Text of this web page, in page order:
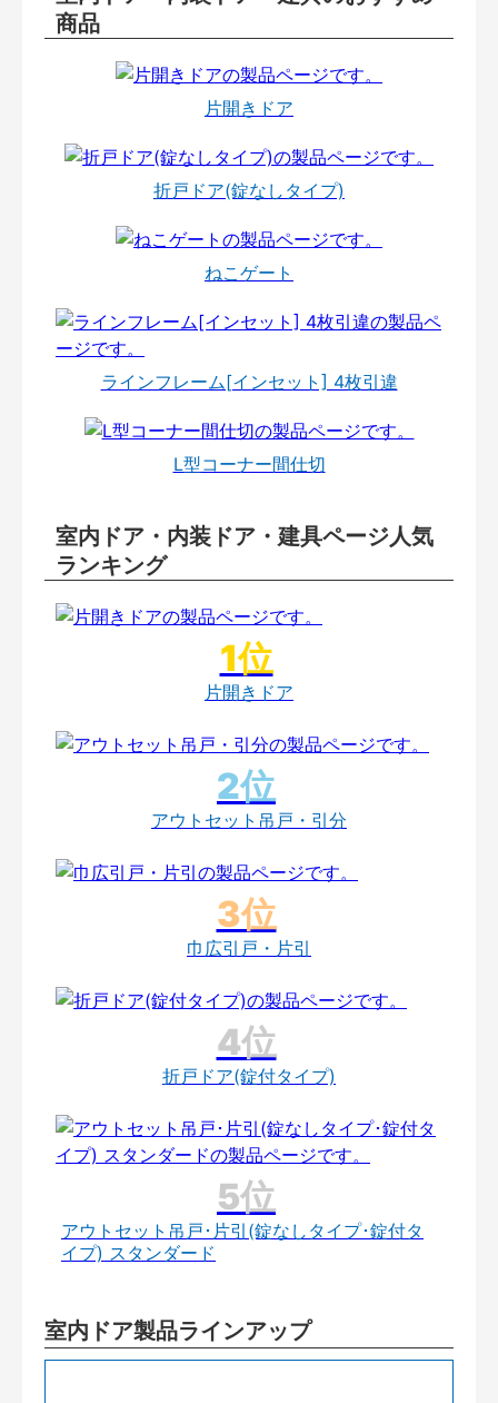
商品
片開きドア
折戸ドア(錠なしタイプ)
ねこゲート
ラインフレーム[インセット] 4枚引違
L型コーナー間仕切
室内ドア・内装ドア・建具ページ人気
ランキング
片開きドア
アウトセット吊戸・引分
巾広引戸・片引
折戸ドア(錠付タイプ)
アウトセット吊戸･片引(錠なしタイプ･錠付タ
イプ) スタンダード
室内ドア製品ラインアップ